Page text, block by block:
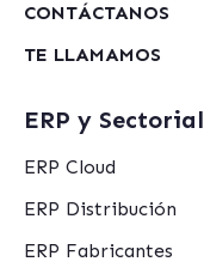
CONTÁCTANOS
TE LLAMAMOS
ERP y Sectorial
ERP Cloud
ERP Distribución
ERP Fabricantes